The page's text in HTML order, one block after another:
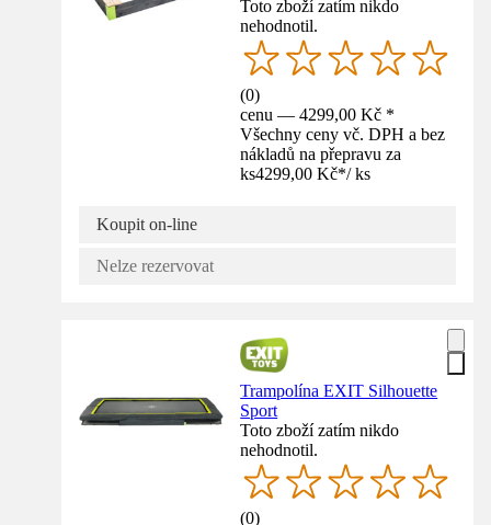
Toto zboží zatím nikdo
nehodnotil.
(0)
cenu — 4299,00 Kč *
Všechny ceny vč. DPH a bez
nákladů na přepravu za
ks4299,00 Kč*/ ks
Koupit on-line
Nelze rezervovat
Trampolína EXIT Silhouette
Sport
Toto zboží zatím nikdo
nehodnotil.
(0)